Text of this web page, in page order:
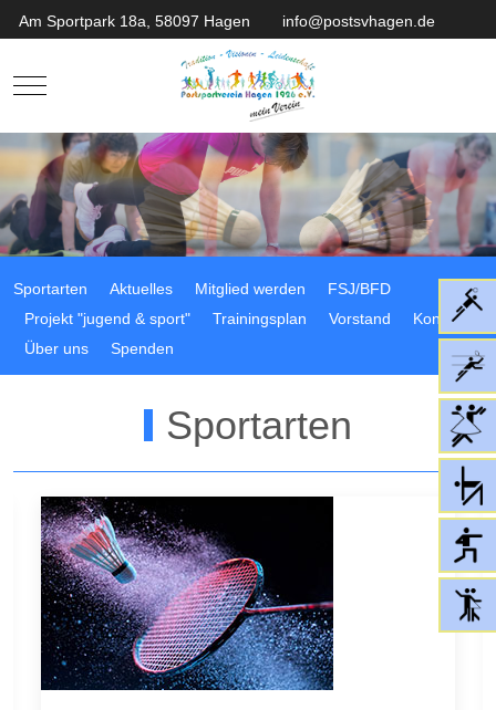
Am Sportpark 18a, 58097 Hagen info@postsvhagen.de
Mobile Menu Toggle
Sportarten Aktuelles Mitglied werden
FSJ/BFD
Projekt "jugend & sport"
Trainingsplan Vorstand
Kontakt
Über uns
Spenden
Sportarten